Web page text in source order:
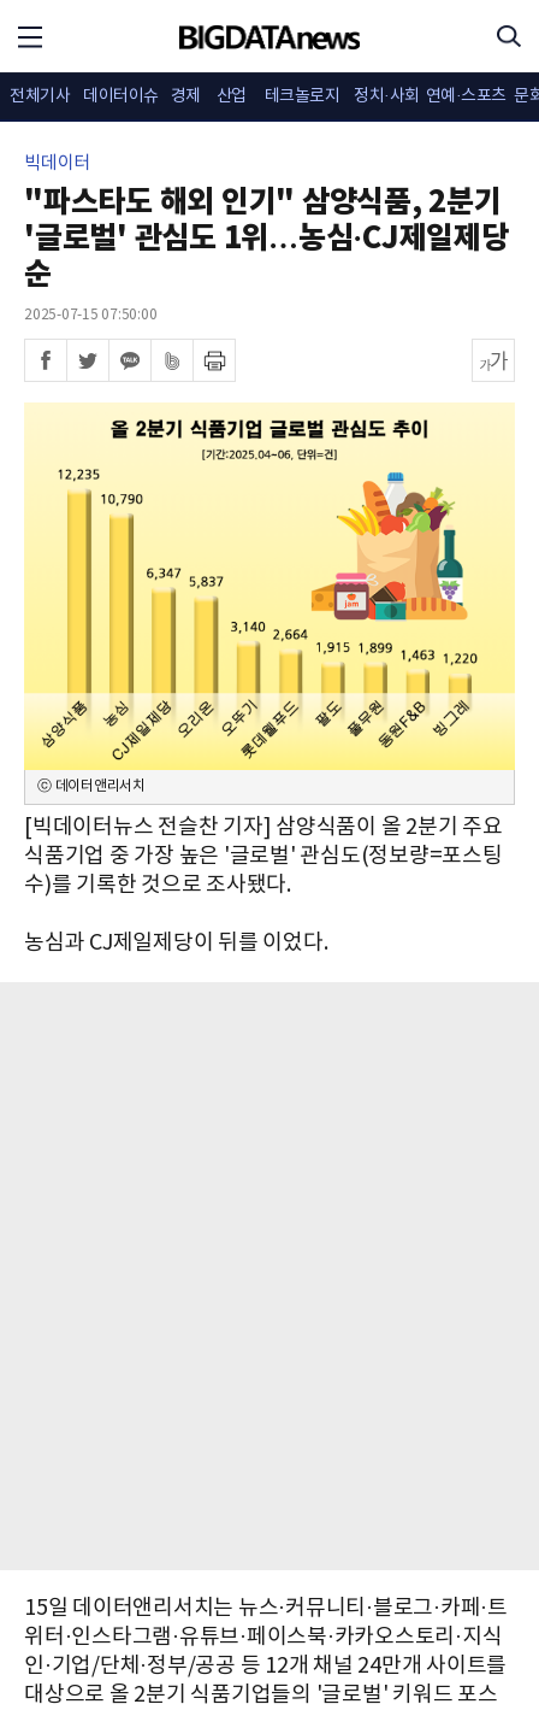
전체기사 데이터이슈 경제 산업 테크놀로지 정치·사회 연예·스포츠 문
빅데이터
"파스타도 해외 인기" 삼양식품, 2분기
'글로벌' 관심도 1위…농심·CJ제일제당
순
2025-07-15 07:50:00
ⓒ 데이터앤리서치
[빅데이터뉴스 전슬찬 기자] 삼양식품이 올 2분기 주요
식품기업 중 가장 높은 '글로벌' 관심도(정보량=포스팅
수)를 기록한 것으로 조사됐다.
농심과 CJ제일제당이 뒤를 이었다.
15일 데이터앤리서치는 뉴스·커뮤니티·블로그·카페·트
위터·인스타그램·유튜브·페이스북·카카오스토리·지식
인·기업/단체·정부/공공 등 12개 채널 24만개 사이트를
대상으로 올 2분기 식품기업들의 '글로벌' 키워드 포스